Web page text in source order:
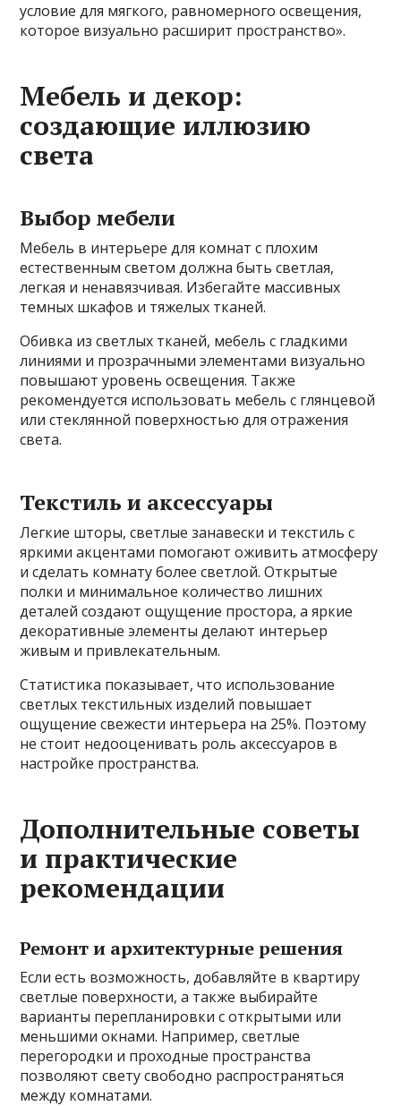
условие для мягкого, равномерного освещения,
которое визуально расширит пространство».
Мебель и декор:
создающие иллюзию
света
Выбор мебели
Мебель в интерьере для комнат с плохим
естественным светом должна быть светлая,
легкая и ненавязчивая. Избегайте массивных
темных шкафов и тяжелых тканей.
Обивка из светлых тканей, мебель с гладкими
линиями и прозрачными элементами визуально
повышают уровень освещения. Также
рекомендуется использовать мебель с глянцевой
или стеклянной поверхностью для отражения
света.
Текстиль и аксессуары
Легкие шторы, светлые занавески и текстиль с
яркими акцентами помогают оживить атмосферу
и сделать комнату более светлой. Открытые
полки и минимальное количество лишних
деталей создают ощущение простора, а яркие
декоративные элементы делают интерьер
живым и привлекательным.
Статистика показывает, что использование
светлых текстильных изделий повышает
ощущение свежести интерьера на 25%. Поэтому
не стоит недооценивать роль аксессуаров в
настройке пространства.
Дополнительные советы
и практические
рекомендации
Ремонт и архитектурные решения
Если есть возможность, добавляйте в квартиру
светлые поверхности, а также выбирайте
варианты перепланировки с открытыми или
меньшими окнами. Например, светлые
перегородки и проходные пространства
позволяют свету свободно распространяться
между комнатами.